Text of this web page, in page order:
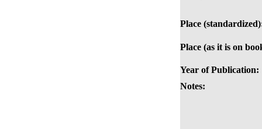
Place
Place (as it is on
Year of Publication:
Notes: